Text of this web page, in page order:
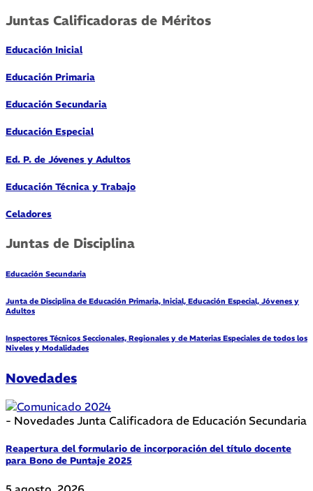
Juntas Calificadoras de Méritos
Educación Inicial
Educación Primaria
Educación Secundaria
Educación Especial
Ed. P. de Jóvenes y Adultos
Educación Técnica y Trabajo
Celadores
Juntas de Disciplina
Educación Secundaria
Junta de Disciplina de Educación Primaria, Inicial, Educación Especial, Jóvenes y
Adultos
Inspectores Técnicos Seccionales, Regionales y de Materias Especiales de todos los
Niveles y Modalidades
Novedades
- Novedades Junta Calificadora de Educación Secundaria
Reapertura del formulario de incorporación del título docente
para Bono de Puntaje 2025